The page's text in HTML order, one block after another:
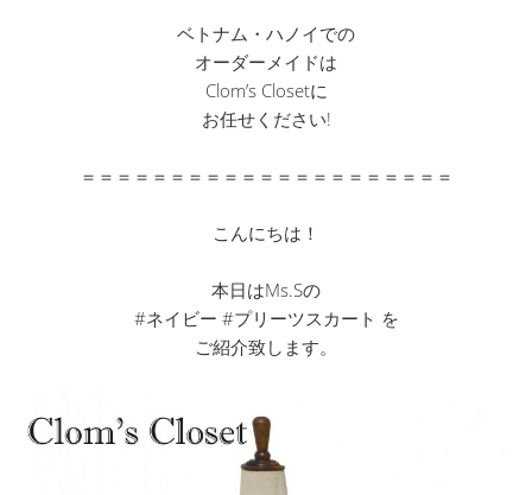
ベトナム・ハノイでの
オーダーメイドは
Clom’s Closetに
お任せください!
＝＝＝＝＝＝＝＝＝＝＝＝＝＝＝＝＝＝＝＝＝
こんにちは！
本日はMs.Sの
#ネイビー #プリーツスカート を
ご紹介致します。